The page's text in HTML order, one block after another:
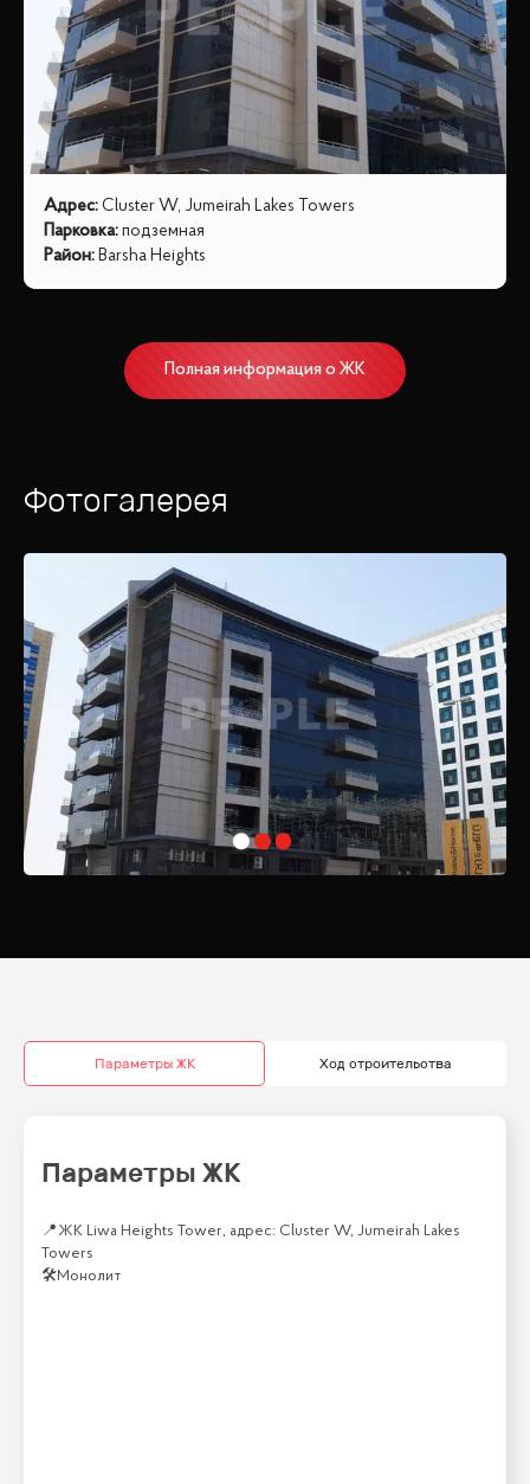
Адрес: Cluster W, Jumeirah Lakes Towers
Парковка: подземная
Район: Barsha Heights
Полная информация о ЖК
Фотогалерея
Параметры ЖК Ход строительства
Параметры ЖК
📍 ЖК Liwa Heights Tower, адрес: Cluster W, Jumeirah Lakes
Towers
🛠Монолит